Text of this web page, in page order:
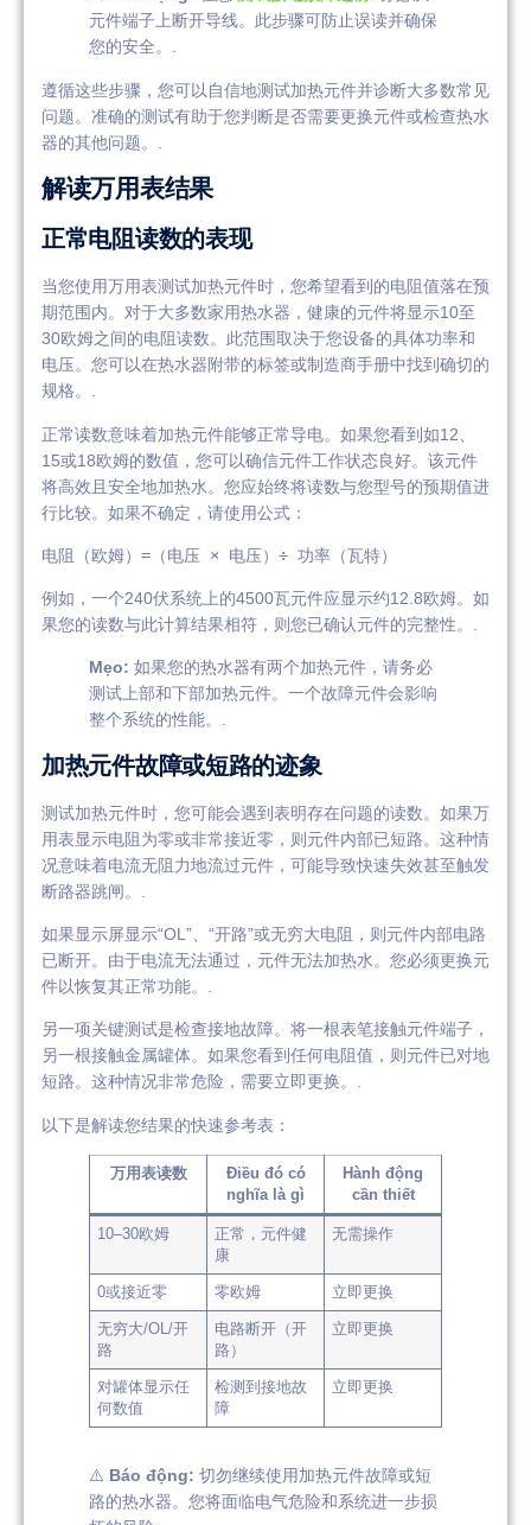
元件端子上断开导线。此步骤可防止误读并确保
您的安全。.
遵循这些步骤，您可以自信地测试加热元件并诊断大多数常见
问题。准确的测试有助于您判断是否需要更换元件或检查热水
器的其他问题。.
解读万用表结果
正常电阻读数的表现
当您使用万用表测试加热元件时，您希望看到的电阻值落在预
期范围内。对于大多数家用热水器，健康的元件将显示10至
30欧姆之间的电阻读数。此范围取决于您设备的具体功率和
电压。您可以在热水器附带的标签或制造商手册中找到确切的
规格。.
正常读数意味着加热元件能够正常导电。如果您看到如12、
15或18欧姆的数值，您可以确信元件工作状态良好。该元件
将高效且安全地加热水。您应始终将读数与您型号的预期值进
行比较。如果不确定，请使用公式：
例如，一个240伏系统上的4500瓦元件应显示约12.8欧姆。如
果您的读数与此计算结果相符，则您已确认元件的完整性。.
Mẹo: 如果您的热水器有两个加热元件，请务必
测试上部和下部加热元件。一个故障元件会影响
整个系统的性能。.
加热元件故障或短路的迹象
测试加热元件时，您可能会遇到表明存在问题的读数。如果万
用表显示电阻为零或非常接近零，则元件内部已短路。这种情
况意味着电流无阻力地流过元件，可能导致快速失效甚至触发
断路器跳闸。.
如果显示屏显示“OL”、“开路”或无穷大电阻，则元件内部电路
已断开。由于电流无法通过，元件无法加热水。您必须更换元
件以恢复其正常功能。.
另一项关键测试是检查接地故障。将一根表笔接触元件端子，
另一根接触金属罐体。如果您看到任何电阻值，则元件已对地
短路。这种情况非常危险，需要立即更换。.
以下是解读您结果的快速参考表：
万用表读数
Điều đó có
nghĩa là gì
Hành động
cần thiết
10–30欧姆
正常，元件健
康
无需操作
0或接近零 零欧姆 立即更换
无穷大/OL/开
路
电路断开（开
路）
立即更换
对罐体显示任
何数值
检测到接地故
障
立即更换
⚠️ Báo động: 切勿继续使用加热元件故障或短
路的热水器。您将面临电气危险和系统进一步损